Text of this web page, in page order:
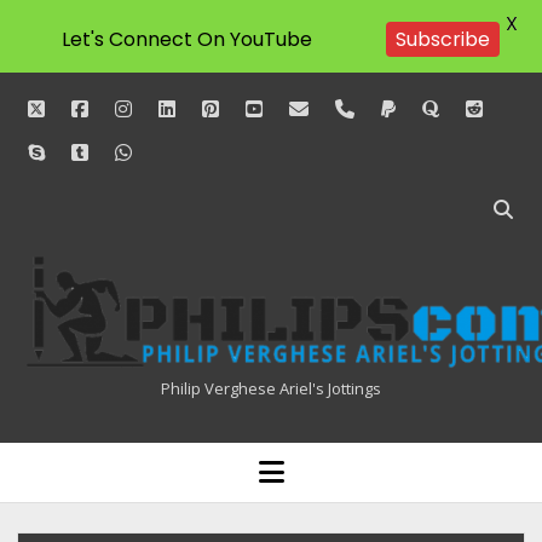
twitterfacebookinstagram
linkedinpinterestyoutube
emailphonepaypalquorareddit
skypetumblrwhatsapp
Philipscom
Associates
Philip Verghese Ariel's Jottings
HOME
BLOGGING
open
menu
Let's Connect On YouTube Subscribe
X